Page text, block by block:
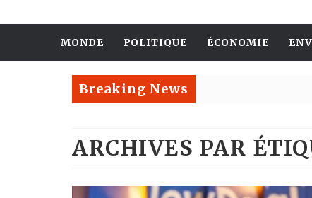
MONDE POLITIQUE ÉCONOMIE
Breaking News
ARCHIVES PAR